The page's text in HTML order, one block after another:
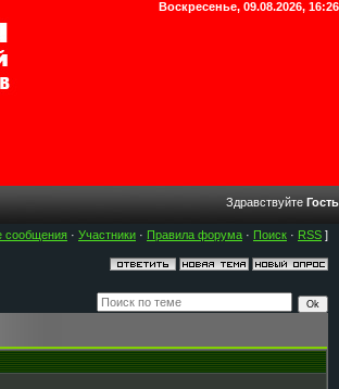
Воскресенье, 09.08.2026, 16:26
Здравствуйте Гость
сообщения · Участники · Правила форума · Поиск · RSS ]